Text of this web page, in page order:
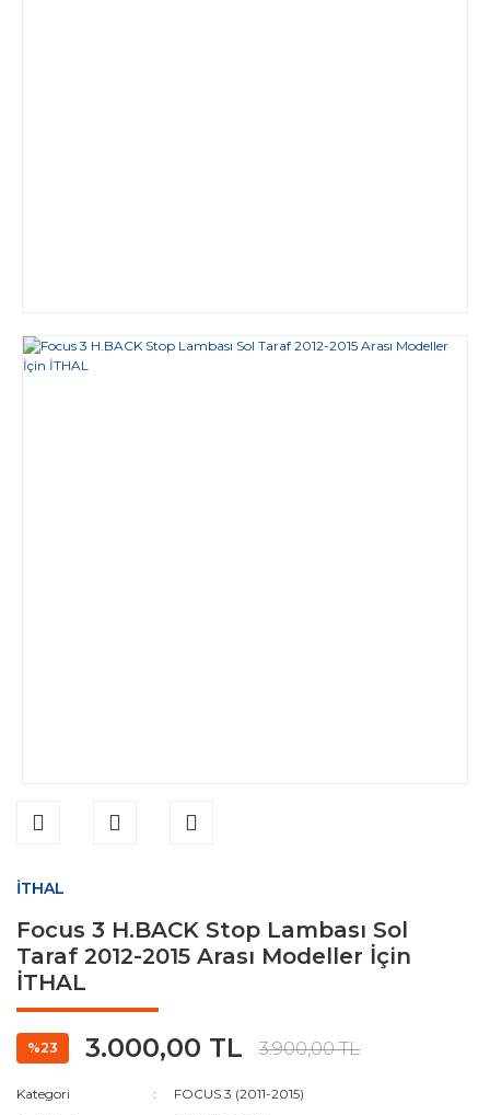
İTHAL
Focus 3 H.BACK Stop Lambası Sol
Taraf 2012-2015 Arası Modeller İçin
İTHAL
%23 3.000,00 TL 3.900,00 TL
Kategori
FOCUS 3 (2011-2015)